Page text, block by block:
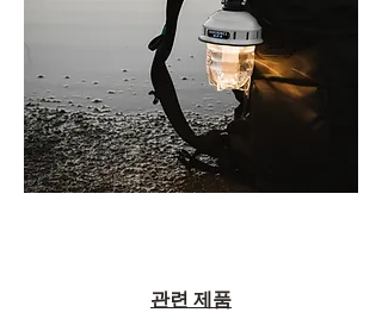
관련 제품